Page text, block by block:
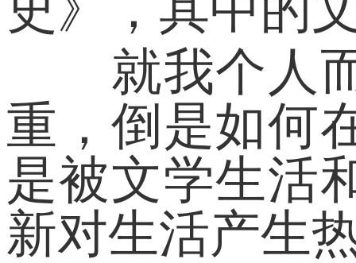
就我个人而
重，倒是如何
是被文学生活
新对生活产生